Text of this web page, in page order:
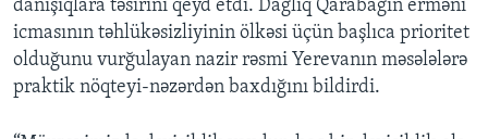
danışıqlara təsirini qeyd etdi. Dağlıq Qarabağın erməni
icmasının təhlükəsizliyinin ölkəsi üçün başlıca prioritet
olduğunu vurğulayan nazir rəsmi Yerevanın məsələlərə
praktik nöqteyi-nəzərdən baxdığını bildirdi.